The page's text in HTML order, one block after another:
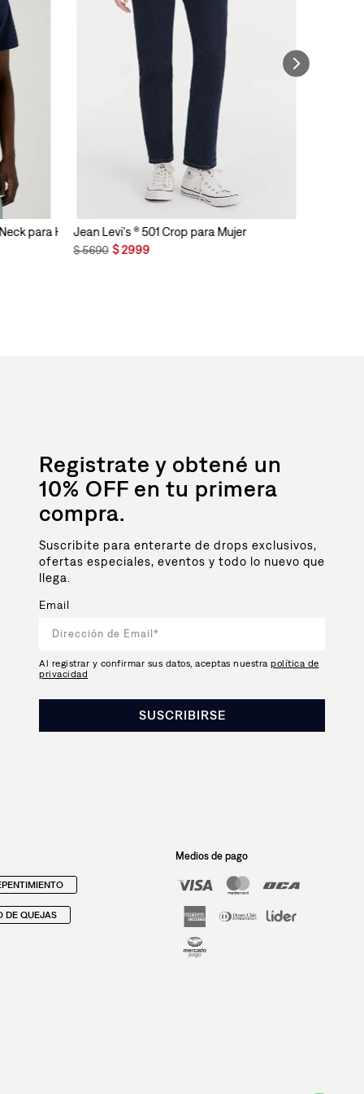
para HombreJean Levi's ® 501 Crop para Mujer
$5690 $2999
Registrate y obtené un
10% OFF en tu primera
compra.
Suscribite para enterarte de drops exclusivos,
ofertas especiales, eventos y todo lo nuevo que
llega.
Email
Al registrar y confirmar sus datos, aceptas nuestra política de
privacidad
SUSCRIBIRSE
DE QUEJAS
Medios de pago